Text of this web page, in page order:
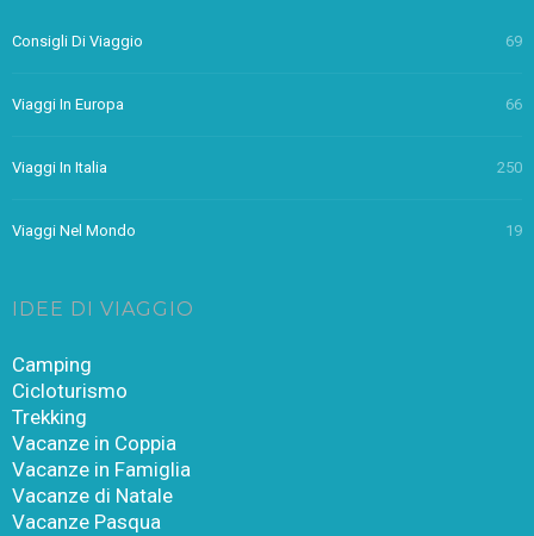
Consigli Di Viaggio 69
Viaggi In Europa 66
Viaggi In Italia 250
Viaggi Nel Mondo 19
IDEE DI VIAGGIO
Camping
Cicloturismo
Trekking
Vacanze in Coppia
Vacanze in Famiglia
Vacanze di Natale
Vacanze Pasqua